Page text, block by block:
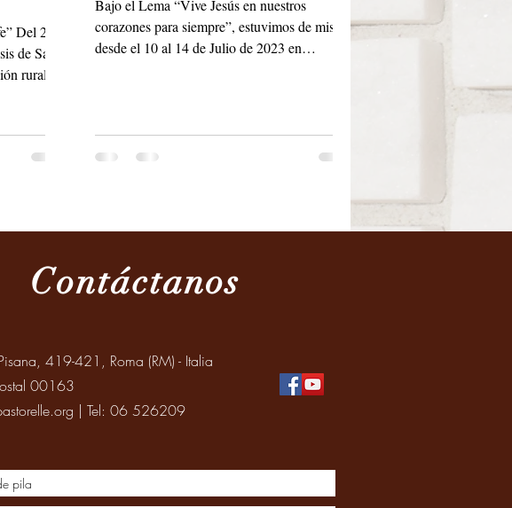
Del 24
de Salto
rural,...
Bajo el Lema “Vive Jesús en nuestros
corazones para siempre”, estuvimos de misión
desde el 10 al 14 de Julio de 2023 en
Contáctanos
419-421, Roma (RM) - Italia
00163
| Tel: 06 526209